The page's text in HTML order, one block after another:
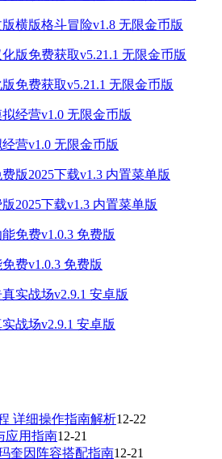
横版格斗冒险v1.8 无限金币版
免费获取v5.21.1 无限金币版
营v1.0 无限金币版
2025下载v1.3 内置菜单版
费v1.0.3 免费版
战场v2.9.1 安卓版
详细操作指南解析12-22
应用指南12-21
奎因阵容搭配指南12-21